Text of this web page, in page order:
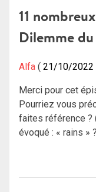
l’article
11
Dilemme
Alfa 21/10/2022
Merci pour cet
Pourriez vous
faites référence ?
évoqué : « rains »